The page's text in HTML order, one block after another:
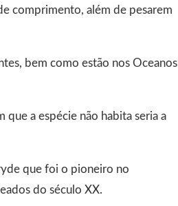
comprimento, além de pesarem
bem como estão nos Oceanos
que a espécie não habita seria a
que foi o pioneiro no
do século XX.